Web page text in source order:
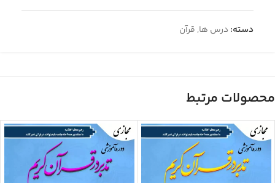
دسته:درس ها, قرآن
محصولات مرتبط